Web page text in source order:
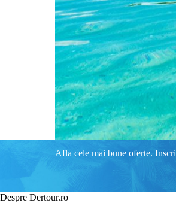
Afla cele mai bune oferte.
Despre Dertour.ro